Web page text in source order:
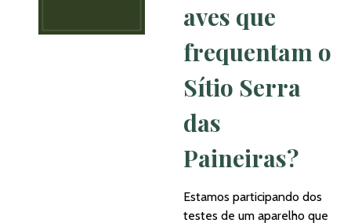
aves que
frequentam o
Sítio Serra
das
Paineiras?
Estamos participando dos
testes de um aparelho que